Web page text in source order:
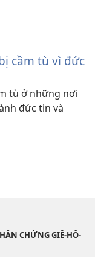
cầm tù vì đức
tù ở những nơi
đức tin và
CHỨNG GIÊ-HÔ-